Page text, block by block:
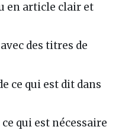
en article clair et
des titres de
ce qui est dit dans
qui est nécessaire